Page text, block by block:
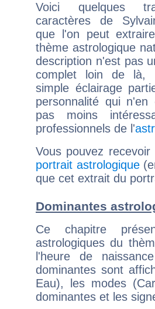
Voici quelques
caractères de
que l'on peut
thème astrologique
description n'est pas
complet loin de là,
simple éclairage
personnalité qui n'en
pas moins
professionnels de l'
Vous pouvez
portrait astrologique
que cet extrait du
Dominantes
Ce chapitre
astrologiques du
l'heure de
dominantes sont
Eau), les modes
dominantes et les